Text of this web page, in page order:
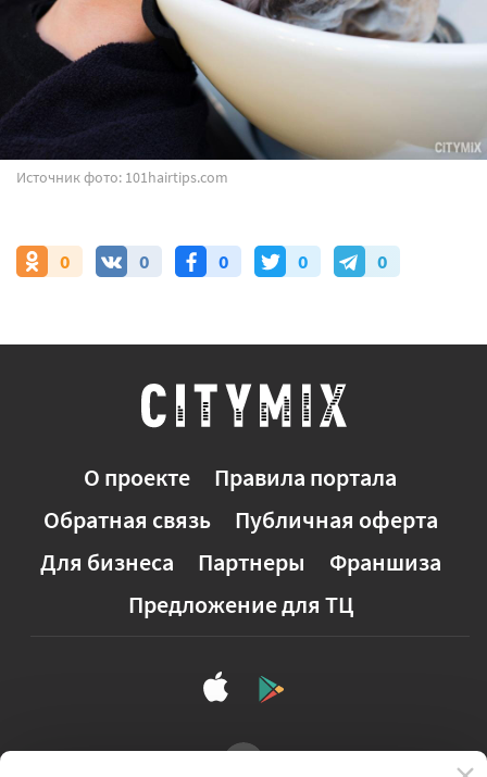
Источник фото: 101hairtips.com
0 0 0 0 0
О проекте
Правила портала
Обратная связь
Публичная оферта
Для бизнеса
Партнеры
Франшиза
Предложение для ТЦ